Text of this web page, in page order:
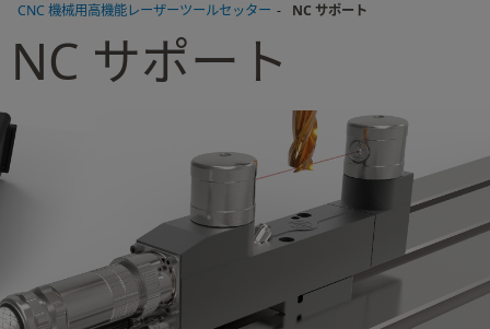
CNC 機械用高機能レーザーツールセッター - NC サポート
NC サポート